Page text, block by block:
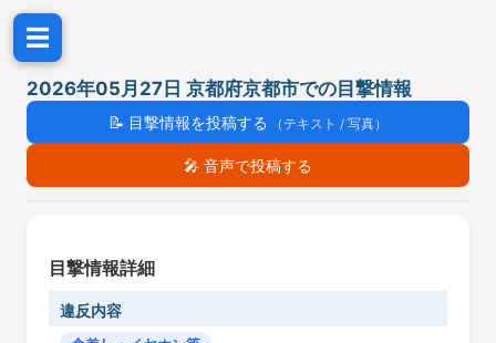
☰
2026年05月27日 京都府京都市での目撃情報
📝 目撃情報を投稿する （テキスト / 写真）
🎤 音声で投稿する
目撃情報詳細
違反内容